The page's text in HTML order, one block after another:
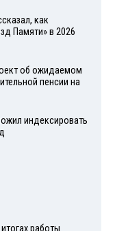
как
Памяти» в 2026
об ожидаемом
пенсии на
индексировать
работы